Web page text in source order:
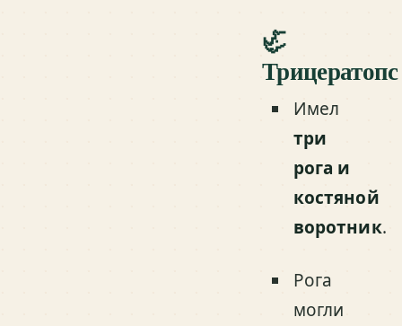
🦏
Трицератопс
Имел
три
рога и
костяной
воротник.
Рога
могли